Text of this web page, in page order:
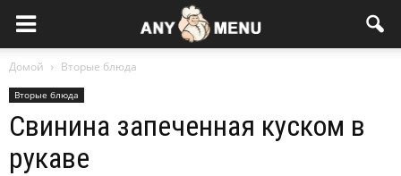
Домой Вторые блюда
Вторые блюда
Свинина запеченная куском в
рукаве